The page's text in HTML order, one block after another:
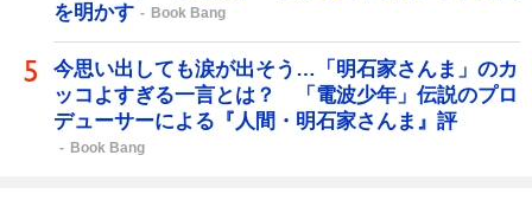
を明かす
Book Bang
今思い出しても涙が出そう…「明石家さんま」のカ
ッコよすぎる一言とは？ 「電波少年」伝説のプロ
デューサーによる『人間・明石家さんま』評
Book Bang